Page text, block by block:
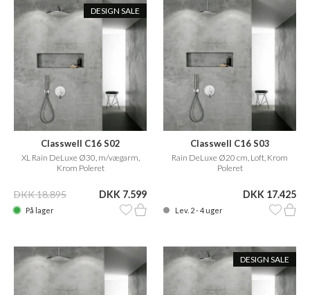
DESIGN SALE
Classwell C16 S02
XL Rain DeLuxe Ø30, m/vægarm,
Krom Poleret
DKK 18.895 DKK 7.599
På lager
Classwell C16 S03
Rain DeLuxe Ø20 cm, Loft, Krom
Poleret
DKK 17.425
Lev. 2 - 4 uger
DESIGN SALE